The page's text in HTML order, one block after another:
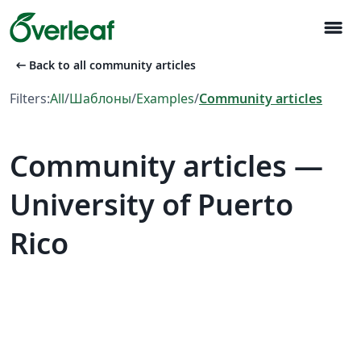
menu
arrow_left_alt Back to all community articles
Filters:All/Шаблоны/Examples/Community articles
Community articles —
University of Puerto
Rico